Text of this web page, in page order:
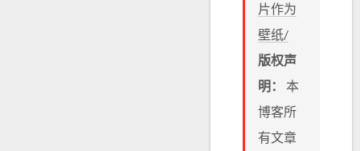
片作为
壁纸/
版权声
明： 本
博客所
有文章